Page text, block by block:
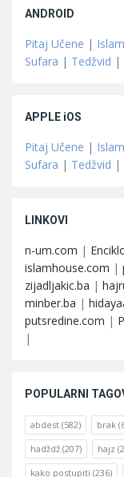
ANDROID
Pitaj Učene |
Sufara | Tedžvid |
APPLE iOS
Pitaj Učene |
Sufara | Tedžvid |
LINKOVI
n-um.com |
islamhouse.com |
zijadljakic.ba |
minber.ba |
putsredine.com |
|
POPULARNI
abdest (582) brak
hadždž (207) hajz
kako postupiti (236)